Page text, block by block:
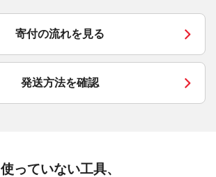
寄付の流れを見る
発送方法を確認
使っていない工具、